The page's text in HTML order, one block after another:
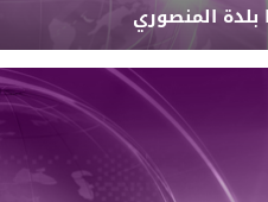
بلدة المنصوري